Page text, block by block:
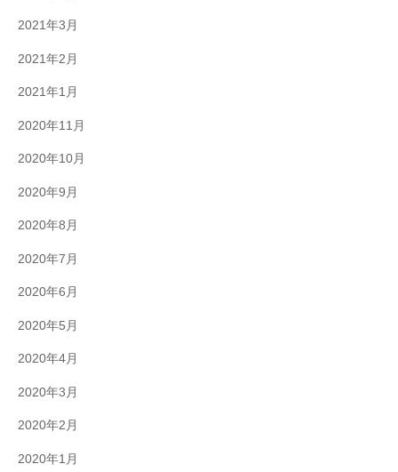
2021年3月
2021年2月
2021年1月
2020年11月
2020年10月
2020年9月
2020年8月
2020年7月
2020年6月
2020年5月
2020年4月
2020年3月
2020年2月
2020年1月